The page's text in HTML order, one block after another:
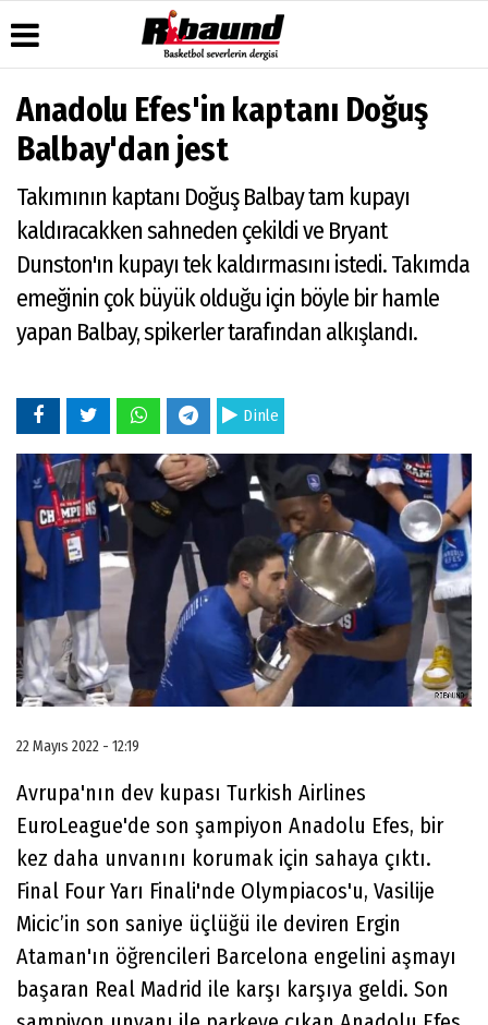
Üye Paneli
Haber
Arşivi
Hava
Durumu
Gazete
Manşetleri
Anketler
Biyografiler
Video
Galeri
Foto
Künye
Çerez
Politikası
Gizlilik
İlkeleri
Anadolu Efes'in kaptanı Doğuş
Balbay'dan jest
Takımının kaptanı Doğuş Balbay tam kupayı
kaldıracakken sahneden çekildi ve Bryant
Dunston'ın kupayı tek kaldırmasını istedi. Takımda
emeğinin çok büyük olduğu için böyle bir hamle
yapan Balbay, spikerler tarafından alkışlandı.
Dinle
22 Mayıs 2022 - 12:19
Avrupa'nın dev kupası Turkish Airlines
EuroLeague'de son şampiyon Anadolu Efes, bir
kez daha unvanını korumak için sahaya çıktı.
Final Four Yarı Finali'nde Olympiacos'u, Vasilije
Micic’in son saniye üçlüğü ile deviren Ergin
Ataman'ın öğrencileri Barcelona engelini aşmayı
başaran Real Madrid ile karşı karşıya geldi. Son